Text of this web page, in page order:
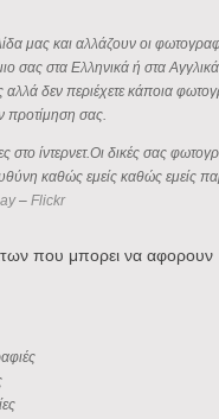
μας και αλλάζουν οι
σας στα Ελληνικά ή στα
αλλά δεν περιέχετε κάποια
προτίμηση σας.
στο ίντερνετ.Οι δικές σας
καθώς εμείς καθώς
– Flickr
που μπορει να αφορουν